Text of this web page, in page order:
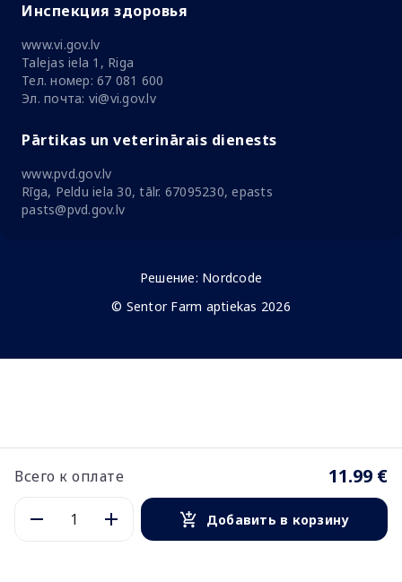
Всего к оплате 11.99 €
Добавить в корзину
Инспекция здоровья
www.vi.gov.lv
Talejas iela 1, Riga
Тел. номер: 67 081 600
Эл. почта: vi@vi.gov.lv
Pārtikas un veterinārais dienests
www.pvd.gov.lv
Rīga, Peldu iela 30, tālr. 67095230, epasts
pasts@pvd.gov.lv
Решение: Nordcode
© Sentor Farm aptiekas 2026